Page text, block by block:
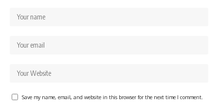
Save my name, email, and website in this browser for the next time I comment.